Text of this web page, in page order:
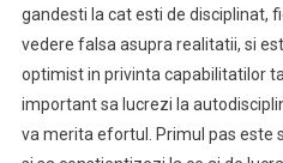
gandesti la cat esti de disciplinat,
vedere falsa asupra realitatii, si
optimist in privinta capabilitatilor
important sa lucrezi la
va merita efortul. Primul pas este